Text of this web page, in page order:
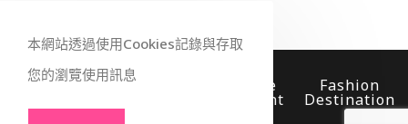
Worldwide Secure
Payment
Fashion
Destination
本網站透過使用Cookies記錄與存取
您的瀏覽使用訊息